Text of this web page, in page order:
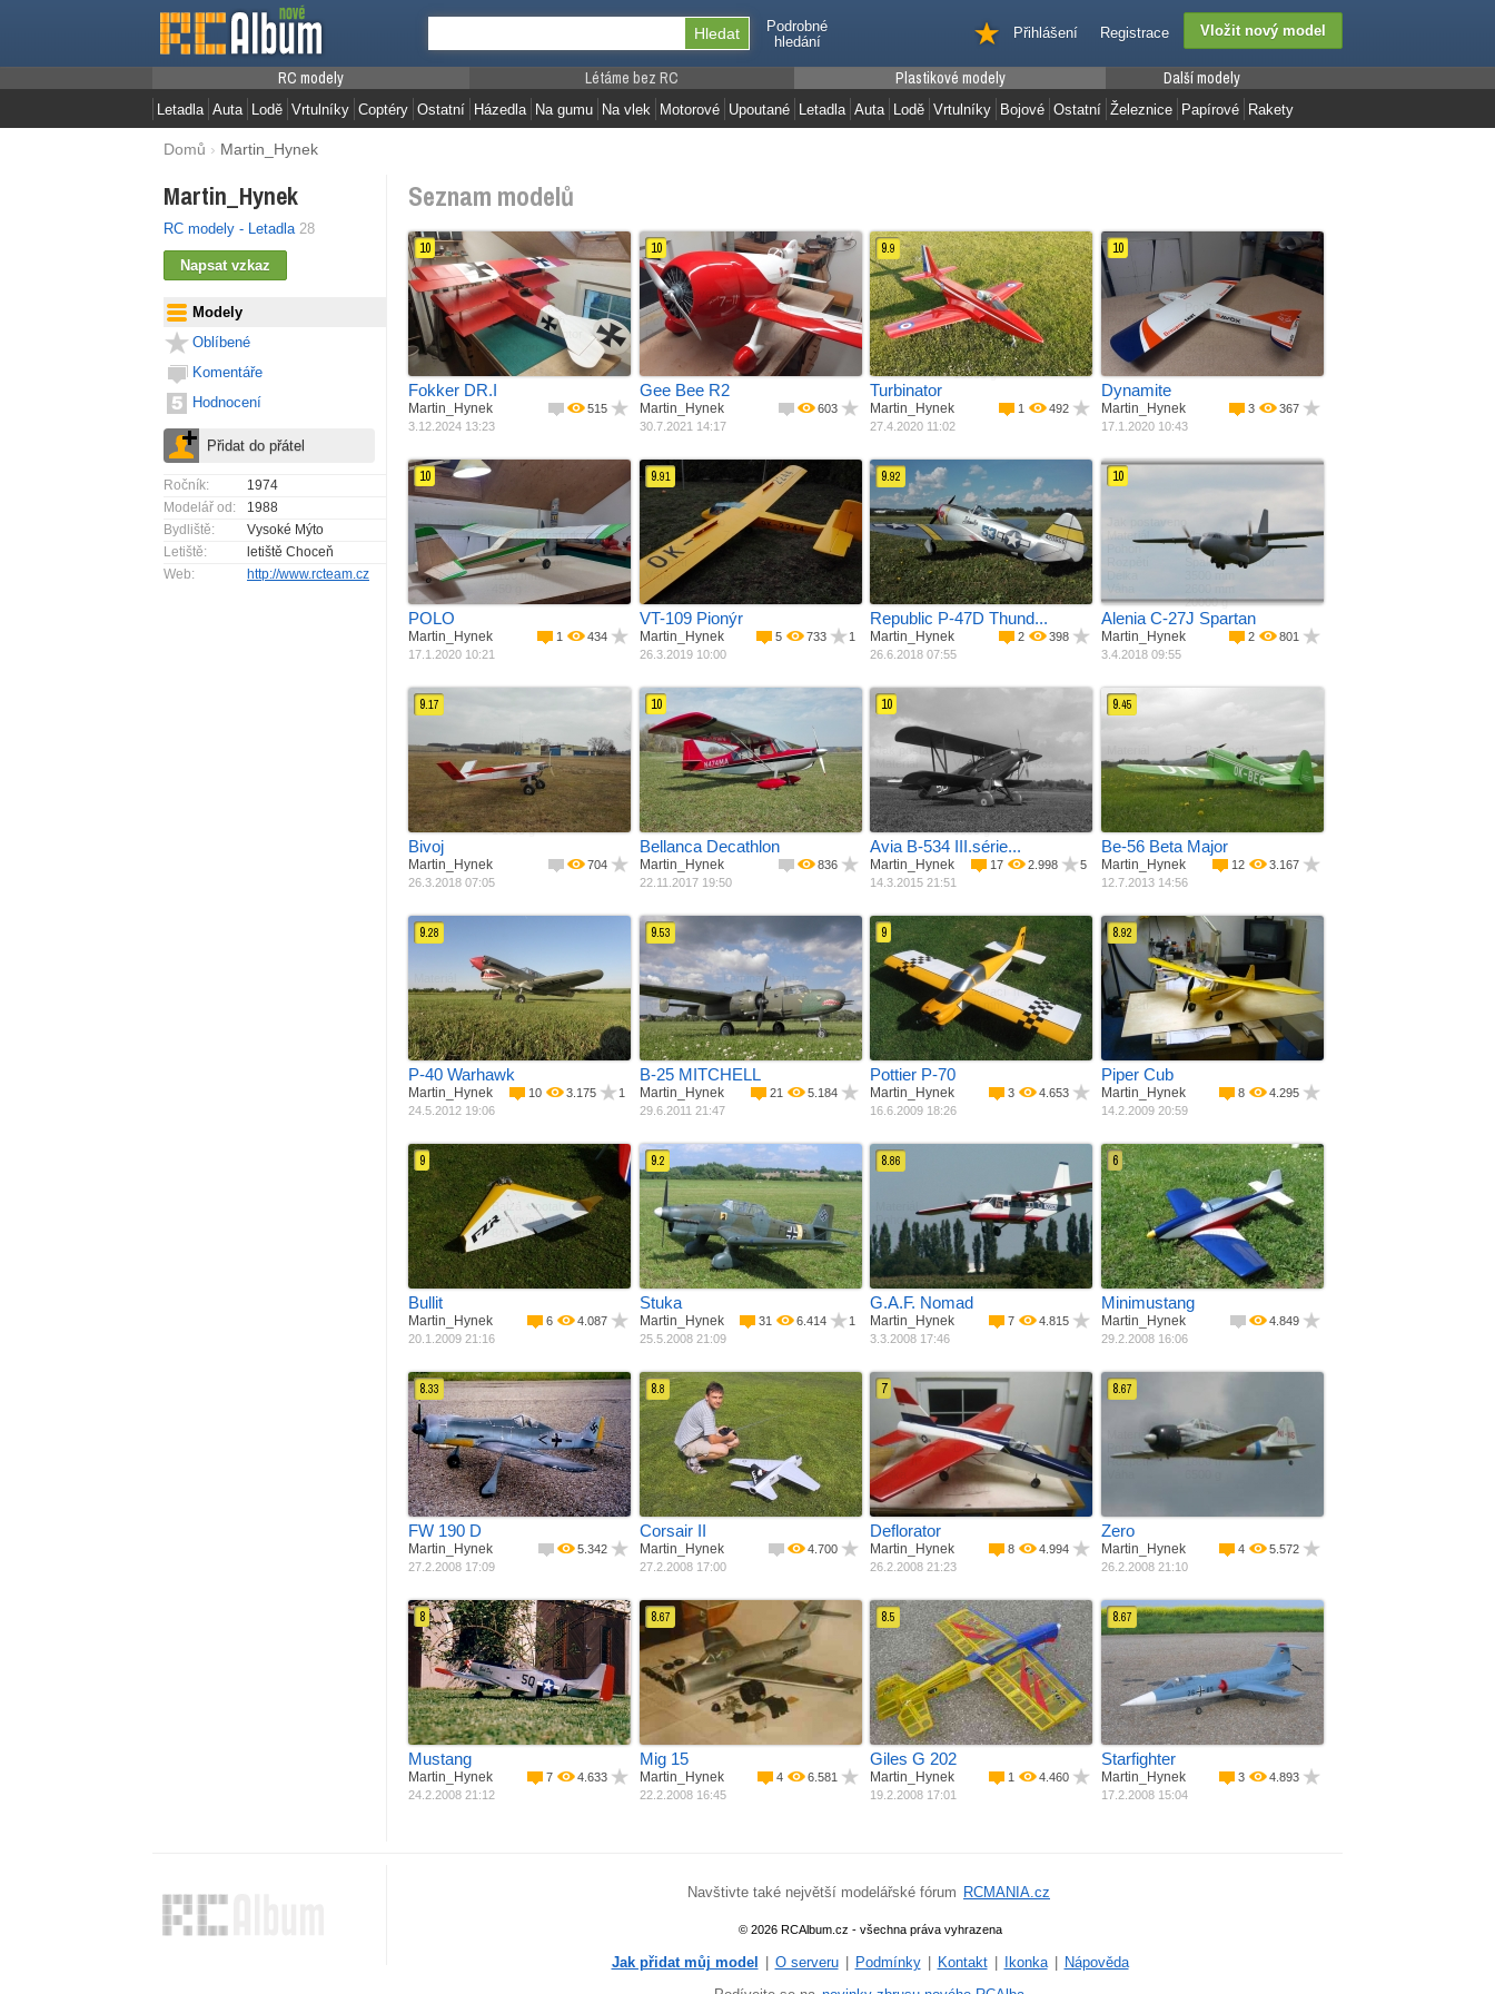
Podrobné
hledání
Registrace
Přihlášení
RC modely
Letadla Auta Lodě Vrtulníky Coptéry Ostatní
Létáme bez RC
Házedla Na gumu Na vlek Motorové Upoutané
Plastikové modely
Letadla Auta Lodě Vrtulníky Bojové Ostatní
Další modely
Železnice Papírové Rakety
Domů › Martin_Hynek
Martin_Hynek
RC modely - Letadla 28
Modely
Oblíbené
Komentáře
Hodnocení
Ročník:
1974
Modelář od:
1988
Bydliště:
Vysoké Mýto
Letiště:
letiště Choceň
Web:
http://www.rcteam.cz
Seznam modelů
Jak postaveno
Podle plánku
Materiál
Balza + potah
Pohon
Spalovací ­ motor
Rozpětí
Váha
6000 g
10
Fokker DR.I
515
Martin_Hynek
3.12.2024 13:23
Jak postaveno
Podle plánku
Materiál
Balza + potah
Pohon
Spalovací ­ motor
Rozpětí
1800 mm
Váha
6600 g
10
Gee Bee R2
603
Martin_Hynek
30.7.2021 14:17
Jak postaveno
Podle plánku
Materiál
Balza + potah
Pohon
Turbína
Rozpětí
1800 mm
Délka
2000 mm
Váha
10300 g
9.9
Turbinator
1 492
Martin_Hynek
27.4.2020 11:02
Jak postaveno
Podle plánku
Balza + potah
Pohon
Elektro motor
Rozpětí
670 mm
Váha
10
Dynamite
3 367
Martin_Hynek
17.1.2020 10:43
Jak postaveno
Vlastní konstrukce
Materiál
Balza + potah
Pohon
Elektro motor
Rozpětí
1100 mm
Váha
10
POLO
1 434
Martin_Hynek
17.1.2020 10:21
Jak postaveno
Ze stavebnice
Materiál
Balza + potah
Pohon
Bez pohonu
Rozpětí
3400 mm
Váha
5100 g
9.91
VT-109 Pionýr
5 733 1
Martin_Hynek
26.3.2019 10:00
Jak postaveno
Ze stavebnice
Materiál
Laminát + balza
Pohon
Spalovací ­ motor
Rozpětí
1800 mm
Váha
7000 g
9.92
Republic P-47D Thund...
2 398
Martin_Hynek
26.6.2018 07:55
Jak postaveno
Vlastní konstrukce
Materiál
Polystyren + balza
Spalovací ­ motor
Délka
2600 mm
20000 g
10
Alenia C-27J Spartan
2 801
Martin_Hynek
3.4.2018 09:55
Jak postaveno
Ze stavebnice
Materiál
Balza + potah
Pohon
Spalovací ­ motor
Rozpětí
2710 mm
Délka
2000 mm
Váha
13000 g
9.17
Bivoj
704
Martin_Hynek
26.3.2018 07:05
Jak postaveno
Podle plánku
Materiál
Balza + potah
Pohon
Spalovací ­ motor
Rozpětí
2450 mm
Váha
8600 g
10
Bellanca Decathlon
836
Martin_Hynek
22.11.2017 19:50
Jak postaveno
Vlastní konstrukce
Materiál
Balza + potah
Pohon
Spalovací ­ motor
Rozpětí
2070 mm
Délka
1820 mm
Váha
9000 g
10
Avia B-534 III.série...
17 2.998 5
Martin_Hynek
14.3.2015 21:51
Balza + potah
Pohon
Spalovací ­ motor
Rozpětí
2500 mm
9.45
Be-56 Beta Major
12 3.167
Martin_Hynek
12.7.2013 14:56
Balza + potah
Pohon
Spalovací ­ motor
Rozpětí
2400 mm
Váha
14500 g
9.28
P-40 Warhawk
10 3.175 1
Martin_Hynek
24.5.2012 19:06
Materiál
Laminát + balza
Pohon
Spalovací ­ motor
Rozpětí
3000 mm
Délka
2400 mm
Váha
19600 g
9.53
B-25 MITCHELL
21 5.184
Martin_Hynek
29.6.2011 21:47
Materiál
Balza + potah
Pohon
Spalovací ­ motor
Rozpětí
1850 mm
Váha
4500 g
9
Pottier P-70
3 4.653
Martin_Hynek
16.6.2009 18:26
Materiál
Balza + potah
Pohon
Elektro motor
Rozpětí
1219 mm
8.92
Piper Cub
8 4.295
Martin_Hynek
14.2.2009 20:59
Materiál
Balza + potah
Pohon
Spalovací ­ motor
Rozpětí
840 mm
Váha
1000 g
9
Bullit
6 4.087
Martin_Hynek
20.1.2009 21:16
Materiál
Balza + potah
Pohon
Spalovací ­ motor
Rozpětí
2500 mm
Délka
2020 mm
Váha
12400 g
9.2
Stuka
31 6.414 1
Martin_Hynek
25.5.2008 21:09
Balza + potah
Pohon
Spalovací ­ motor
Rozpětí
2200 mm
8.86
G.A.F. Nomad
7 4.815
Martin_Hynek
3.3.2008 17:46
Materiál
Laminát + balza
Pohon
Spalovací ­ motor
Rozpětí
710 mm
6
Minimustang
4.849
Martin_Hynek
29.2.2008 16:06
Materiál
Laminát + balza
Pohon
Spalovací ­ motor
Rozpětí
1550 mm
Váha
4300 g
8.33
FW 190 D
5.342
Martin_Hynek
27.2.2008 17:09
Materiál
Balza + potah
Pohon
Spalovací ­ motor
Rozpětí
1070 mm
8.8
Corsair II
4.700
Martin_Hynek
27.2.2008 17:00
Materiál
Balza + potah
Pohon
Dmychadlo
Rozpětí
1400 mm
Délka
1390 mm
Váha
2600 g
7
Deflorator
8 4.994
Martin_Hynek
26.2.2008 21:23
Materiál
Laminát + balza
Spalovací ­ motor
Rozpětí
1800 mm
8.67
Zero
4 5.572
Martin_Hynek
26.2.2008 21:10
Materiál
Balza + potah
Pohon
Spalovací ­ motor
Rozpětí
1250 mm
8
Mustang
7 4.633
Martin_Hynek
24.2.2008 21:12
Materiál
Laminát + balza
Pohon
Dmychadlo
Rozpětí
1200 mm
3850 g
8.67
Mig 15
4 6.581
Martin_Hynek
22.2.2008 16:45
Materiál
Balza + potah
Pohon
Spalovací ­ motor
Rozpětí
1250 mm
8.5
Giles G 202
1 4.460
Martin_Hynek
19.2.2008 17:01
Materiál
Laminát + balza
Pohon
Spalovací ­ motor
Rozpětí
820 mm
Délka
1950 mm
Váha
3000 g
8.67
Starfighter
3 4.893
Martin_Hynek
17.2.2008 15:04
Navštivte také největší modelářské fórum RCMANIA.cz
© 2026 RCAlbum.cz - všechna práva vyhrazena
Jak přidat můj model O serveru Podmínky Kontakt Ikonka
Nápověda